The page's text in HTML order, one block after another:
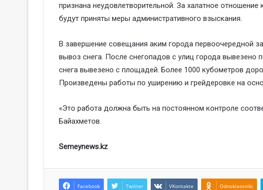
признана неудовлетворительной. За халатное
будут приняты меры административного взыскания.
В завершение совещания аким города первоочередной
вывоз снега. После снегопадов с улиц города вывезено
снега вывезено с площадей. Более 1000 кубометров
Произведены работы по уширению и грейдеровке на
«Это работа должна быть на постоянном контроле
Байахметов.
Semeynews.kz
Facebook Twitter VKontakte Odnoklassniki